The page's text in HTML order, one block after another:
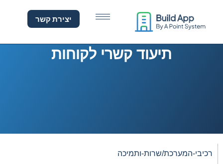
תיעוד קשרי לקוחותיצירת קשר
תיעוד קשרי לקוחות
רכיבי-המערכת/שרות-ותמיכה